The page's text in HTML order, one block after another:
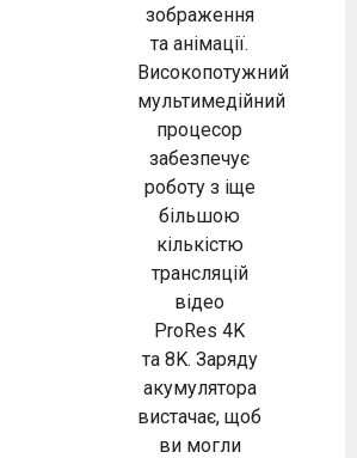
зображення
та анімації.
Високопотужний
мультимедійний
процесор
забезпечує
роботу з іще
більшою
кількістю
трансляцій
відео
ProRes 4K
та 8K. Заряду
акумулятора
вистачає, щоб
ви могли